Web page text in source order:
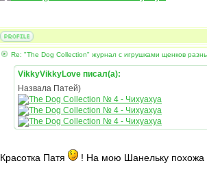
Re: "The Dog Collection" журнал с игрушками щенков
VikkyVikkyLove писал(а):
Назвала Патей)
Красотка Патя ! На мою Шанельку похожа